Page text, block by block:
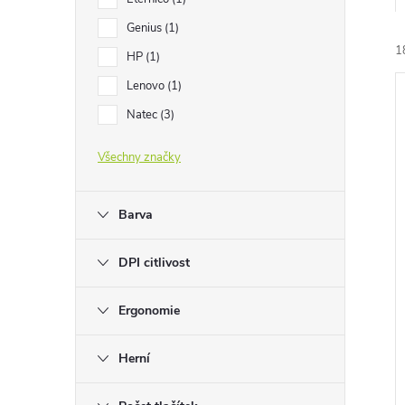
Genius 1
HP 1
Lenovo 1
Natec 3
Všechny značky
Barva
DPI citlivost
Ergonomie
Herní
a